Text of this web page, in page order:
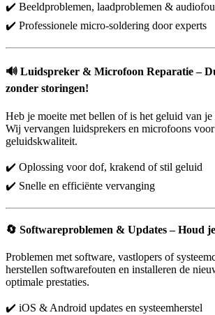
✔️ Beeldproblemen, laadproblemen &
✔️ Professionele micro-soldering door experts
🔊 Luidspreker & Microfoon Reparatie –
zonder storingen!
Heb je moeite met bellen of is het geluid van
Wij vervangen luidsprekers en microfoons voor
geluidskwaliteit.
✔️ Oplossing voor dof, krakend of stil geluid
✔️ Snelle en efficiënte vervanging
🔄 Softwareproblemen & Updates – Houd
Problemen met software, vastlopers of
herstellen softwarefouten en installeren de
optimale prestaties.
✔️ iOS & Android updates en systeemherstel